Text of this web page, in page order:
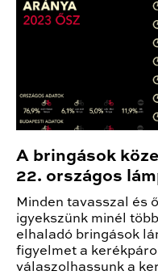
A bringások
22. országos
Minden tavasszal és
igyekszünk minél
elhaladó bringások
figyelmet a
válaszolhassunk a